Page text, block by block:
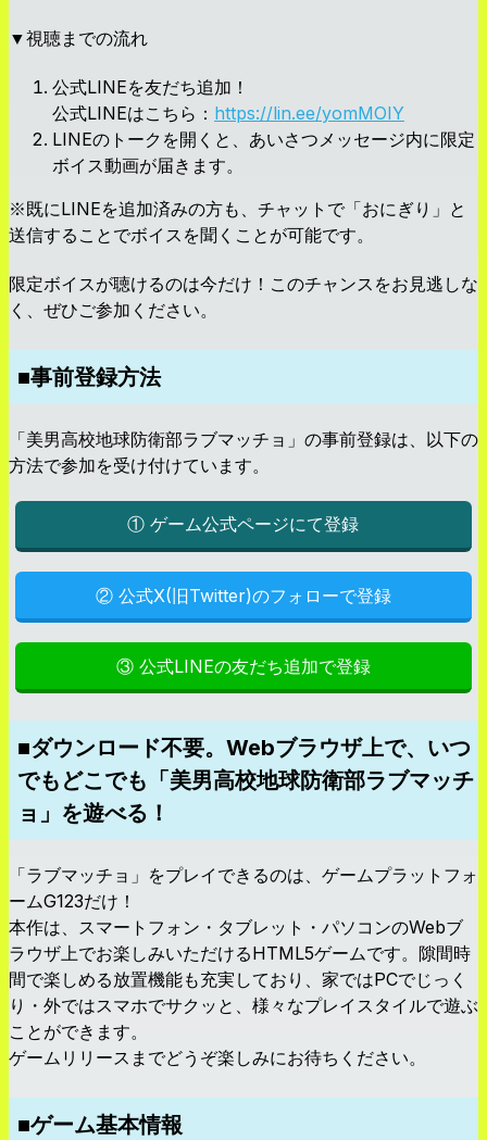
▼視聴までの流れ
公式LINEを友だち追加！
公式LINEはこちら： https://lin.ee/yomMOIY
LINEのトークを開くと、あいさつメッセージ内に限定
ボイス動画が届きます。
※既にLINEを追加済みの方も、チャットで「おにぎり」と
送信することでボイスを聞くことが可能です。
限定ボイスが聴けるのは今だけ！このチャンスをお見逃しな
く、ぜひご参加ください。
■事前登録方法
「美男高校地球防衛部ラブマッチョ」の事前登録は、以下の
方法で参加を受け付けています。
① ゲーム公式ページにて登録
② 公式X(旧Twitter)のフォローで登録
③ 公式LINEの友だち追加で登録
■ダウンロード不要。Webブラウザ上で、いつ
でもどこでも「美男高校地球防衛部ラブマッチ
ョ」を遊べる！
「ラブマッチョ」をプレイできるのは、ゲームプラットフォ
ームG123だけ！
本作は、スマートフォン・タブレット・パソコンのWebブ
ラウザ上でお楽しみいただけるHTML5ゲームです。隙間時
間で楽しめる放置機能も充実しており、家ではPCでじっく
り・外ではスマホでサクッと、様々なプレイスタイルで遊ぶ
ことができます。
ゲームリリースまでどうぞ楽しみにお待ちください。
■ゲーム基本情報